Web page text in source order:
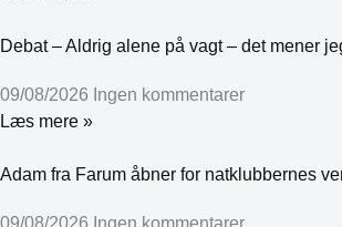
Debat – Aldrig alene på vagt – det mener
09/08/2026 Ingen kommentarer
Læs mere »
Adam fra Farum åbner for natklubbernes